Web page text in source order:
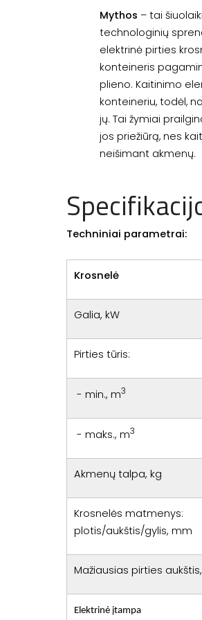
Mythos – tai
technologinių
elektrinė pirties
konteineris
plieno. Kaitinimo
konteineriu, todėl,
jų. Tai žymiai
jos priežiūrą, nes
neišimant akmenų.
Techniniai parametrai:
Krosnelė
Galia, kW
Pirties tūris:
- min., m3
- maks., m3
Akmenų talpa, kg
Krosnelės matmenys:
plotis/aukštis/gylis, mm
Mažiausias pirties
Elektrinė įtampa